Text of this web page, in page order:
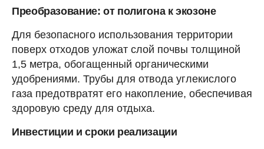
Преобразование: от полигона к экозоне
Для безопасного использования территории
поверх отходов уложат слой почвы толщиной
1,5 метра, обогащенный органическими
удобрениями. Трубы для отвода углекислого
газа предотвратят его накопление, обеспечивая
здоровую среду для отдыха.
Инвестиции и сроки реализации